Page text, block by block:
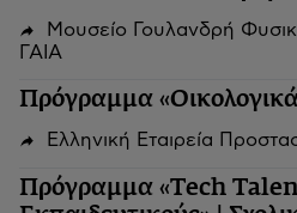
Μουσείο Γουλανδρή
ΓΑΙΑ
Πρόγραμμα «Οικολογικά
Ελληνική Εταιρεία
Πρόγραμμα «Tech